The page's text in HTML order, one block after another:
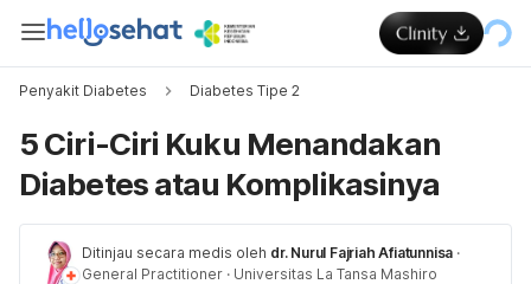
Penyakit Diabetes Diabetes Tipe 2
5 Ciri-Ciri Kuku Menandakan
Diabetes atau Komplikasinya
Ditinjau secara medis oleh dr. Nurul Fajriah Afiatunnisa ·
General Practitioner · Universitas La Tansa Mashiro